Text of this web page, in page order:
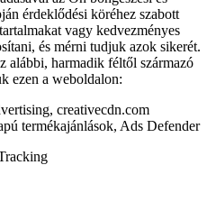
érdeklődési köréhez szabott
vagy kedvezményes
és mérni tudjuk azok sikerét.
alábbi, harmadik féltől származó
ezen a weboldalon:
creativecdn.com
termékajánlások, Ads Defender